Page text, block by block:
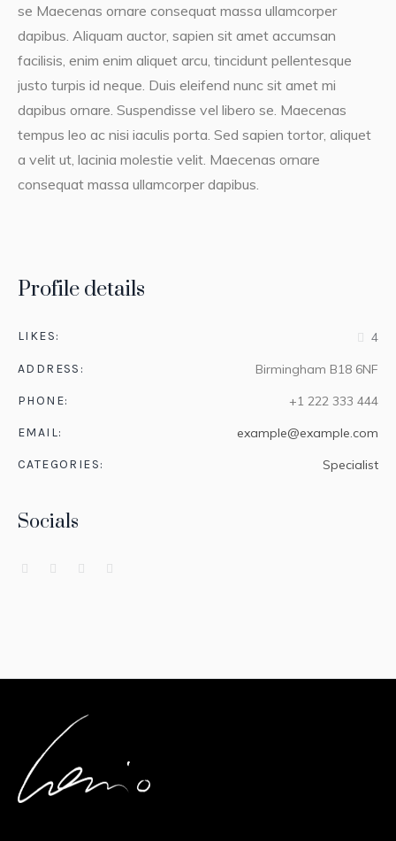
Profile details
LIKES: 4
ADDRESS: Birmingham B18 6NF
PHONE: +1 222 333 444
EMAIL: example@example.com
CATEGORIES: Specialist
Socials
se Maecenas ornare consequat massa ullamcorper
dapibus. Aliquam auctor, sapien sit amet accumsan
facilisis, enim enim aliquet arcu, tincidunt pellentesque
justo turpis id neque. Duis eleifend nunc sit amet mi
dapibus ornare. Suspendisse vel libero se. Maecenas
tempus leo ac nisi iaculis porta. Sed sapien tortor, aliquet
a velit ut, lacinia molestie velit. Maecenas ornare
consequat massa ullamcorper dapibus.